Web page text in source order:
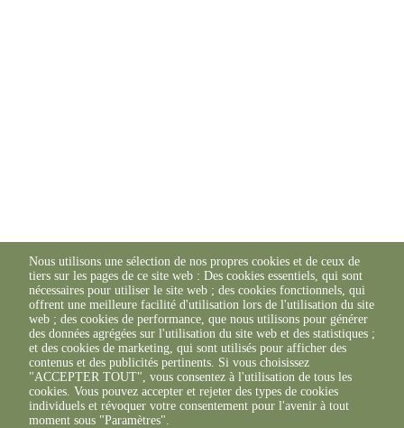
Nous utilisons une sélection de nos propres cookies et de ceux de
tiers sur les pages de ce site web : Des cookies essentiels, qui sont
nécessaires pour utiliser le site web ; des cookies fonctionnels, qui
offrent une meilleure facilité d'utilisation lors de l'utilisation du site
web ; des cookies de performance, que nous utilisons pour générer
des données agrégées sur l'utilisation du site web et des statistiques ;
et des cookies de marketing, qui sont utilisés pour afficher des
contenus et des publicités pertinents. Si vous choisissez
"ACCEPTER TOUT", vous consentez à l'utilisation de tous les
cookies. Vous pouvez accepter et rejeter des types de cookies
individuels et révoquer votre consentement pour l'avenir à tout
moment sous "Paramètres".